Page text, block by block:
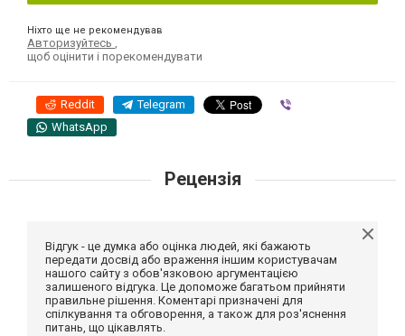
Ніхто ще не рекомендував
Авторизуйтесь ,
щоб оцінити і порекомендувати
Reddit Telegram
WhatsApp
Рецензія
Відгук - це думка або оцінка людей, які бажають
передати досвід або враження іншим користувачам
нашого сайту з обов'язковою аргументацією
залишеного відгука. Це допоможе багатьом прийняти
правильне рішення. Коментарі призначені для
спілкування та обговорення, а також для роз'яснення
питань, що цікавлять.